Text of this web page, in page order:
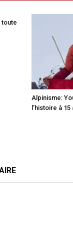
toute
Alpinisme:
l’histoire à 15